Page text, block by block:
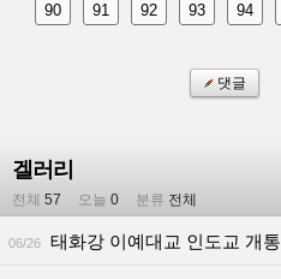
90 91 92 93 94
댓글
겔러리
전체 57 오늘 0 분류 전체
06/26 태화강 이예대교 인도교 개통